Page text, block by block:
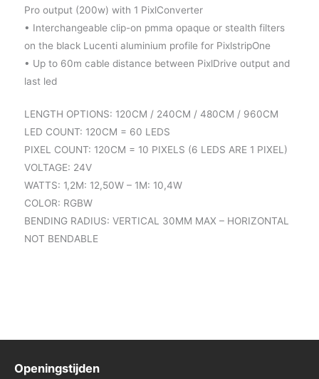
Pro output (200w) with 1 PixlConverter
• Interchangeable clip-on pmma opaque or stealth filters
on the black Lucenti aluminium profile for PixlstripOne
• Up to 60m cable distance between PixlDrive output and
last led
LENGTH OPTIONS: 120CM / 240CM / 480CM / 960CM
LED COUNT: 120CM = 60 LEDS
PIXEL COUNT: 120CM = 10 PIXELS (6 LEDS ARE 1 PIXEL)
VOLTAGE: 24V
WATTS: 1,2M: 12,50W – 1M: 10,4W
COLOR: RGBW
BENDING RADIUS: VERTICAL 30MM MAX – HORIZONTAL
NOT BENDABLE
Openingstijden